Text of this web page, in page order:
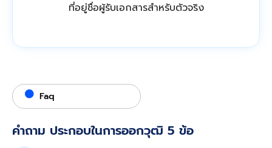
ที่อยู่ชื่อผู้รับเอกสารสำหรับตัวจริง
Faq
คำถาม ประกอบในการออกวุฒิ 5 ข้อ